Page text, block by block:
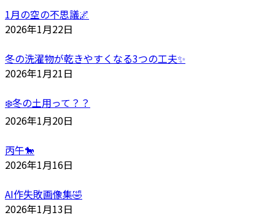
1月の空の不思議🌌
2026年1月22日
冬の洗濯物が乾きやすくなる3つの工夫✨
2026年1月21日
❄️冬の土用って？？
2026年1月20日
丙午🐎
2026年1月16日
AI作失敗画像集🤣
2026年1月13日